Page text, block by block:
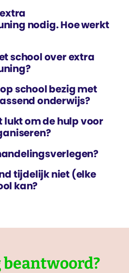
nodig. Hoe werkt
school over extra
school bezig met
onderwijs?
lukt om de hulp voor
tijdelijk niet (elke
kan?
beantwoord?